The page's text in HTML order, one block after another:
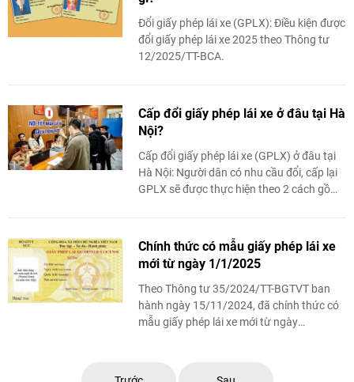
Đổi giấy phép lái xe (GPLX): Điều kiện được
đổi giấy phép lái xe 2025 theo Thông tư
12/2025/TT-BCA.
Cấp đổi giấy phép lái xe ở đâu tại Hà
Nội?
Cấp đổi giấy phép lái xe (GPLX) ở đâu tại
Hà Nội: Người dân có nhu cầu đổi, cấp lại
GPLX sẽ được thực hiện theo 2 cách gồm
Chính thức có mẫu giấy phép lái xe
mới từ ngày 1/1/2025
Theo Thông tư 35/2024/TT-BGTVT ban
hành ngày 15/11/2024, đã chính thức có
mẫu giấy phép lái xe mới từ ngày